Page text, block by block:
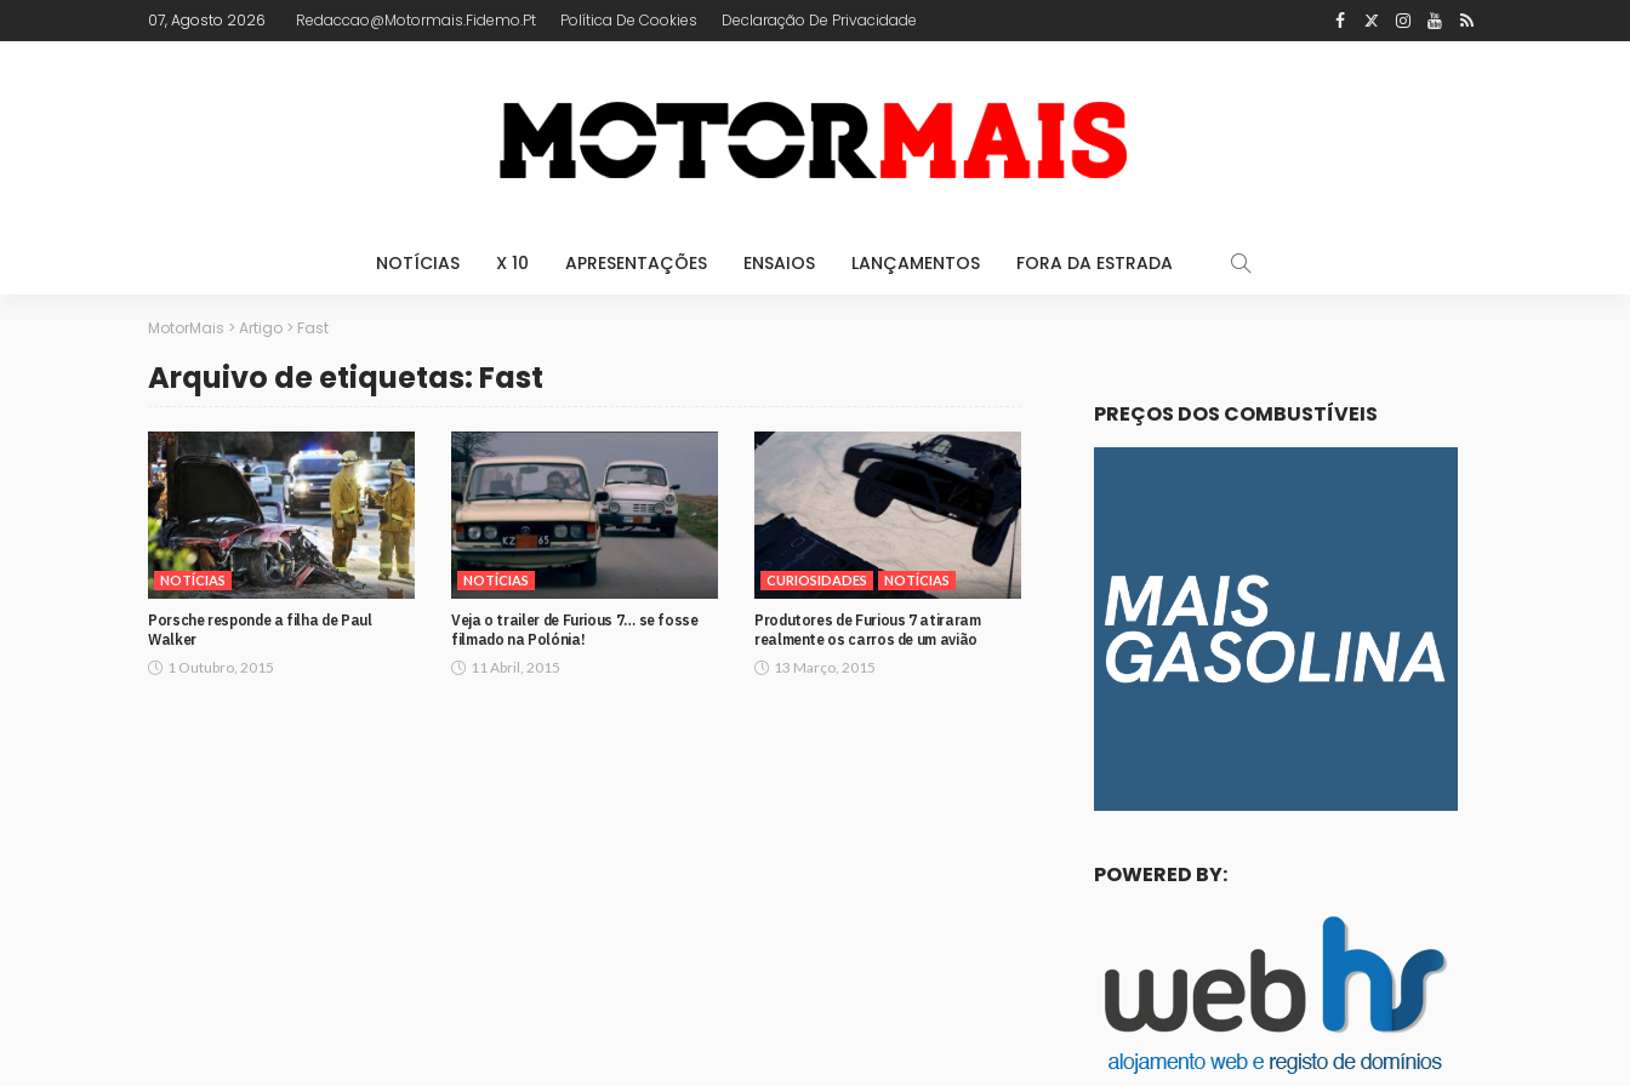
07, Agosto 2026 Redaccao@motormais.fidemo.pt Política De Cookies Declaração De Privacidade
NOTÍCIAS X 10 APRESENTAÇÕES ENSAIOS LANÇAMENTOS FORA DA ESTRADA
MotorMais > Artigo > Fast
Arquivo de etiquetas: Fast
NOTÍCIAS
Porsche responde a filha de Paul
Walker
1 Outubro, 2015
NOTÍCIAS
Veja o trailer de Furious 7… se fosse
filmado na Polónia!
11 Abril, 2015
CURIOSIDADES NOTÍCIAS
Produtores de Furious 7 atiraram
realmente os carros de um avião
13 Março, 2015
PREÇOS DOS COMBUSTÍVEIS
POWERED BY: